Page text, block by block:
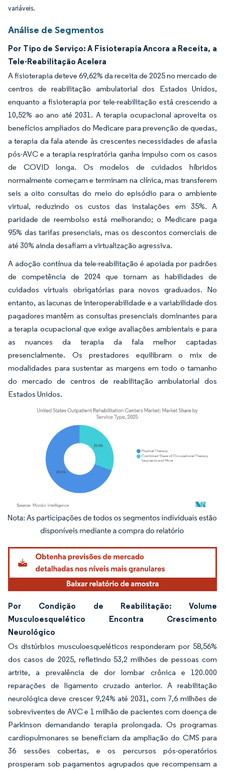
variáveis.
Análise de Segmentos
Por Tipo de Serviço: A Fisioterapia Ancora a Receita, a
Tele-Reabilitação Acelera
A fisioterapia deteve 69,62% da receita de 2025 no mercado de
centros de reabilitação ambulatorial dos Estados Unidos,
enquanto a fisioterapia por tele-reabilitação está crescendo a
10,52% ao ano até 2031. A terapia ocupacional aproveita os
benefícios ampliados do Medicare para prevenção de quedas,
a terapia da fala atende às crescentes necessidades de afasia
pós-AVC e a terapia respiratória ganha impulso com os casos
de COVID longa. Os modelos de cuidados híbridos
normalmente começam e terminam na clínica, mas transferem
seis a oito consultas do meio do episódio para o ambiente
virtual, reduzindo os custos das instalações em 35%. A
paridade de reembolso está melhorando; o Medicare paga
95% das tarifas presenciais, mas os descontos comerciais de
até 30% ainda desafiam a virtualização agressiva.
A adoção contínua da tele-reabilitação é apoiada por padrões
de competência de 2024 que tornam as habilidades de
cuidados virtuais obrigatórias para novos graduados. No
entanto, as lacunas de interoperabilidade e a variabilidade dos
pagadores mantêm as consultas presenciais dominantes para
a terapia ocupacional que exige avaliações ambientais e para
as nuances da terapia da fala melhor captadas
presencialmente. Os prestadores equilibram o mix de
modalidades para sustentar as margens em todo o tamanho
do mercado de centros de reabilitação ambulatorial dos
Estados Unidos.
Imagem © Mordor Intelligence. O reuso requer atribuição conforme CC BY 4.0.
Por Condição de Reabilitação: Volume
Musculoesquelético Encontra Crescimento
Neurológico
Os distúrbios musculoesqueléticos responderam por 58,56%
dos casos de 2025, refletindo 53,2 milhões de pessoas com
artrite, a prevalência de dor lombar crônica e 120.000
reparações de ligamento cruzado anterior. A reabilitação
neurológica deve crescer 9,24% até 2031, com 7,6 milhões de
sobreviventes de AVC e 1 milhão de pacientes com doença de
Parkinson demandando terapia prolongada. Os programas
cardiopulmonares se beneficiam da ampliação do CMS para
36 sessões cobertas, e os percursos pós-operatórios
prosperam sob pagamentos agrupados que recompensam a